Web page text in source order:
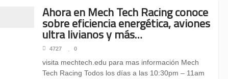
Ahora en Mech Tech Racing conoce
sobre eficiencia energética, aviones
ultra livianos y más…
4727 0
visita mechtech.edu para mas información Mech
Tech Racing Todos los días a las 10:30pm – 11am